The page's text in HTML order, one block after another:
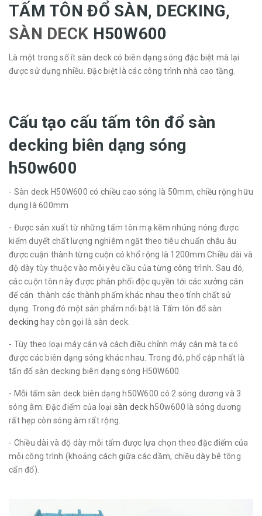
TẤM TÔN ĐỔ SÀN, DECKING,
SÀN DECK H50W600
Là một trong số ít sàn deck có biên dạng sóng đặc biệt mà lại
được sử dụng nhiều. Đặc biệt là các công trình nhà cao tầng.
Cấu tạo cấu tấm tôn đổ sàn
decking biên dạng sóng
h50w600
- Sàn deck H50W600 có chiều cao sóng là 50mm, chiều rộng hữu
dụng là 600mm
- Được sản xuất từ những tấm tôn mạ kẽm nhúng nóng được
kiểm duyết chất lượng nghiêm ngặt theo tiêu chuẩn châu âu
được cuận thành từng cuộn có khổ rộng là 1200mm.Chiều dài và
độ dày tùy thuộc vào mỗi yêu cầu của từng công trình. Sau đó,
các cuộn tôn này được phân phối độc quyền tới các xưởng cán
để cán thành các thành phẩm khác nhau theo tính chất sử
dụng. Trong đó một sản phẩm nổi bật là Tấm tôn đổ sàn
decking hay còn gọi là sàn deck.
- Tùy theo loại máy cán và cách điều chỉnh máy cán mà ta có
được các biên dạng sóng khác nhau. Trong đó, phổ cập nhất là
tấn đổ sàn decking biên dạng sóng H50W600.
- Mỗi tấm sàn deck biên dạng h50W600 có 2 sóng dương và 3
sóng âm. Đặc điểm của loại sàn deckh50w600 là sóng dương
rất hẹp còn sóng âm rất rộng.
- Chiều dài và độ dày mỗi tấm được lựa chọn theo đặc điểm của
mỗi công trình (khoảng cách giữa các dầm, chiều dày bê tông
cẩn đổ).